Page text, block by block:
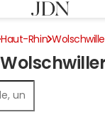
Haut-Rhin